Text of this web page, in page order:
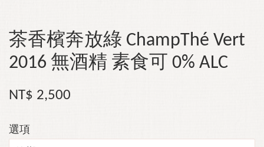
茶香檳奔放綠 ChampThé Vert
2016 無酒精 素食可 0% ALC
NT$ 2,500
選項